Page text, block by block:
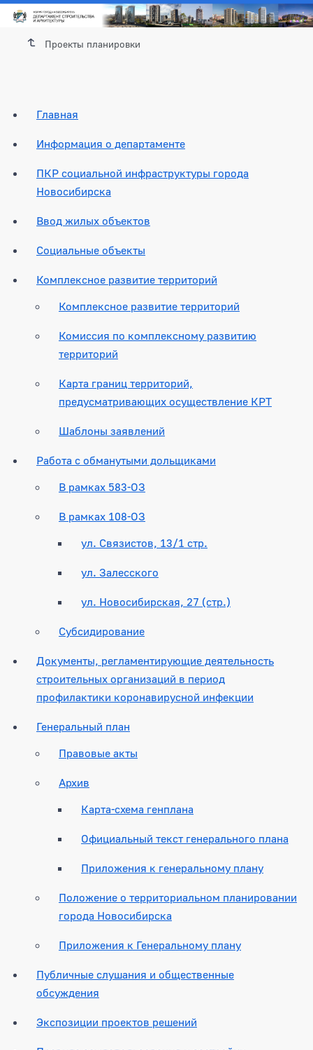
Проекты планировки
Главная
Информация о департаменте
ПКР социальной инфраструктуры города
Новосибирска
Ввод жилых объектов
Социальные объекты
Комплексное развитие территорий
Комплексное развитие территорий
Комиссия по комплексному развитию
территорий
Карта границ территорий,
предусматривающих осуществление КРТ
Шаблоны заявлений
Работа с обманутыми дольщиками
В рамках 583-ОЗ
В рамках 108-ОЗ
ул. Связистов, 13/1 стр.
ул. Залесского
ул. Новосибирская, 27 (стр.)
Субсидирование
Документы, регламентирующие деятельность
строительных организаций в период
профилактики коронавирусной инфекции
Генеральный план
Правовые акты
Архив
Карта-схема генплана
Официальный текст генерального плана
Приложения к генеральному плану
Положение о территориальном планировании
города Новосибирска
Приложения к Генеральному плану
Публичные слушания и общественные
обсуждения
Экспозиции проектов решений